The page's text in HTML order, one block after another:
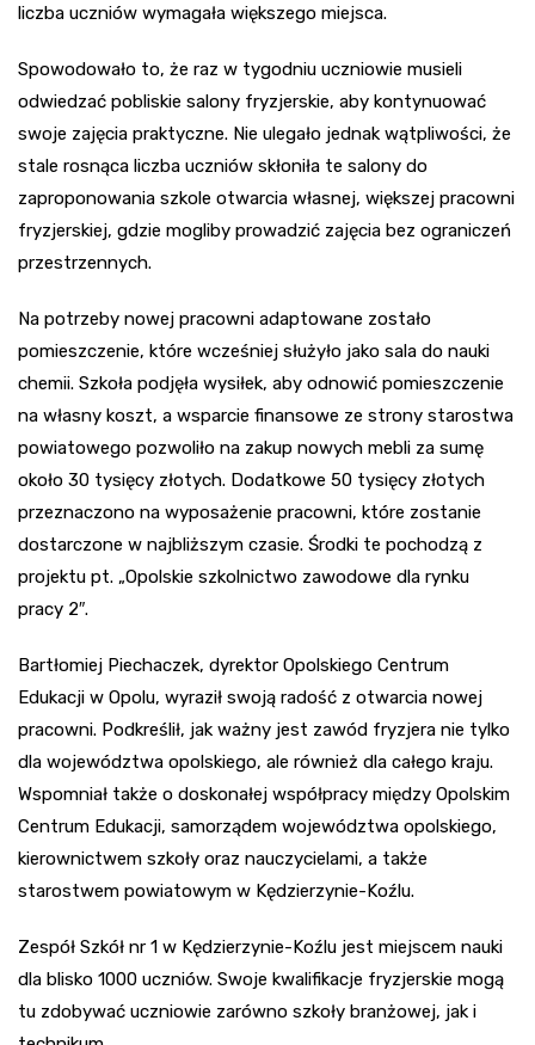
liczba uczniów wymagała większego miejsca.
Spowodowało to, że raz w tygodniu uczniowie musieli
odwiedzać pobliskie salony fryzjerskie, aby kontynuować
swoje zajęcia praktyczne. Nie ulegało jednak wątpliwości, że
stale rosnąca liczba uczniów skłoniła te salony do
zaproponowania szkole otwarcia własnej, większej pracowni
fryzjerskiej, gdzie mogliby prowadzić zajęcia bez ograniczeń
przestrzennych.
Na potrzeby nowej pracowni adaptowane zostało
pomieszczenie, które wcześniej służyło jako sala do nauki
chemii. Szkoła podjęła wysiłek, aby odnowić pomieszczenie
na własny koszt, a wsparcie finansowe ze strony starostwa
powiatowego pozwoliło na zakup nowych mebli za sumę
około 30 tysięcy złotych. Dodatkowe 50 tysięcy złotych
przeznaczono na wyposażenie pracowni, które zostanie
dostarczone w najbliższym czasie. Środki te pochodzą z
projektu pt. „Opolskie szkolnictwo zawodowe dla rynku
pracy 2″.
Bartłomiej Piechaczek, dyrektor Opolskiego Centrum
Edukacji w Opolu, wyraził swoją radość z otwarcia nowej
pracowni. Podkreślił, jak ważny jest zawód fryzjera nie tylko
dla województwa opolskiego, ale również dla całego kraju.
Wspomniał także o doskonałej współpracy między Opolskim
Centrum Edukacji, samorządem województwa opolskiego,
kierownictwem szkoły oraz nauczycielami, a także
starostwem powiatowym w Kędzierzynie-Koźlu.
Zespół Szkół nr 1 w Kędzierzynie-Koźlu jest miejscem nauki
dla blisko 1000 uczniów. Swoje kwalifikacje fryzjerskie mogą
tu zdobywać uczniowie zarówno szkoły branżowej, jak i